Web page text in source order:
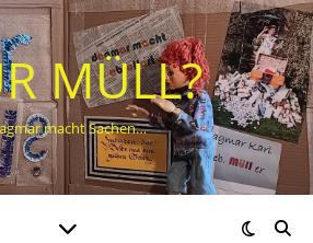
MÜLL?
macht Sachen…